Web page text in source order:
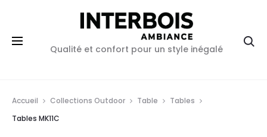
Qualité et confort pour un style inégalé
Accueil Collections Outdoor Table
Tables
Tables MK11C